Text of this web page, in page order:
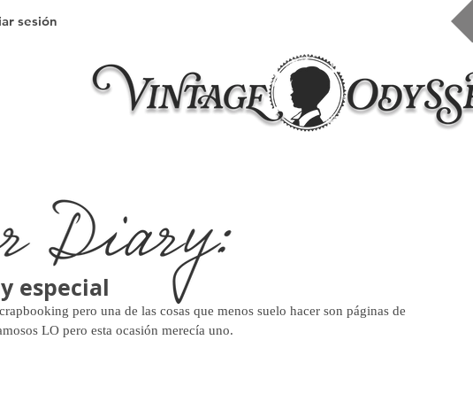
sesión
especial
LO pero esta ocasión merecía uno.